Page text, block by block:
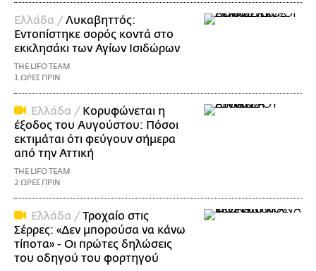
Ελλάδα /Λυκαβηττός:
Εντοπίστηκε σορός κοντά στο
εκκλησάκι των Αγίων Ισιδώρων
THE LIFO TEAM
1 ΩΡΕΣ ΠΡΙΝ
Ελλάδα / Κορυφώνεται η
έξοδος του Αυγούστου: Πόσοι
εκτιμάται ότι φεύγουν σήμερα
από την Αττική
THE LIFO TEAM
2 ΩΡΕΣ ΠΡΙΝ
Ελλάδα /Τροχαίο στις
Σέρρες: «Δεν μπορούσα να κάνω
τίποτα» - Οι πρώτες δηλώσεις
του οδηγού του φορτηγού